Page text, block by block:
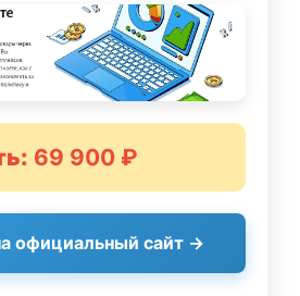
69 900 ₽
официальный сайт →